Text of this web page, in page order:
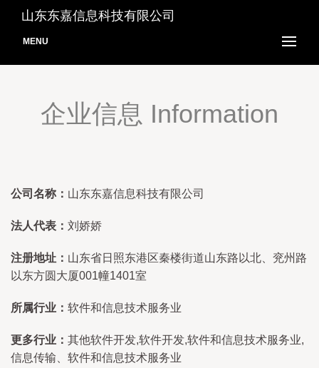
山东东嘉信息科技有限公司
MENU
企业信息 Information
公司名称： 山东东嘉信息科技有限公司
法人代表： 刘娇娇
注册地址： 山东省日照东港区秦楼街道山东路以北、兖州路
以东方圆大厦001幢1401室
所属行业： 软件和信息技术服务业
更多行业： 其他软件开发,软件开发,软件和信息技术服务业,
信息传输、软件和信息技术服务业